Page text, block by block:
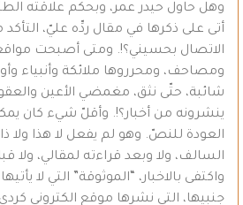
وهل حاول حيدر عمر، وبحكم علاقته
أتى على ذكرها في مقال ردِّه عليّ، التأكد
الاتصال بحسيني؟!. ومتى أصبحت
ومصاحف، ومحرروها ملائكة وأنبياء
شائبة، حتّى نثق، مغمضي الأعين
ينشرونه من أخبار؟!. وأقلّ شيء كان
العودة للنصّ. وهو لم يفعل لا هذا ولا
السالف، ولا وبعد قراءته لمقالي، ولا
واكتفى بالاخبار، “الموثوقة” التي لا
جنبيها، التي نشرها موقع الكتروني